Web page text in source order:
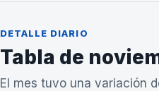
DETALLE DIARIO
Tabla de
El mes tuvo una variación